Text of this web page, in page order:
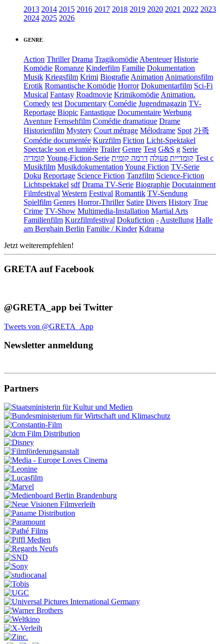
2013 2014 2015 2016 2017 2018 2019 2020 2021 2022 2023
2024 2025 2026
GENRE
Action Thriller Drama Tragikomödie Abenteuer Historie
Komödie Romanze Kinderfilm Familie Dokumentation
Musik Kriegsfilm Krimi Biografie Animation Animationsfilm
Erotik Romantische Komödie Horror Dokumentarfilm Sci-Fi
Musical Fantasy Roadmovie Krimikomödie Animation.
Comedy test Documentary Comédie Jugendmagazin TV-
Reportage Biopic Fantastique Documentaire Werbung
Aventure Fernsehfilm Comédie dramatique Drame
Historienfilm Mystery Court métrage Mélodrame Spot 가족
Comédie documentée Kurzfilm Fiction Licht-Spektakel
Spectacle son et lumière Trailer Genre Test G&S g Serie
קומדיה Young-Fiction-Serie קומדיית פעולה דרמה קומית
Test c
Musikfilm Musikdokumentation Young Fiction TV-Serie
Doku Reportage Science Fiction Tanzfilm Science-Fiction
Lichtspektakel sdf Drama TV-Serie Biographie Docutainment
Filmfestival Western Festival Romantik TV-Sendung
Spielfilm Genres Horror-Thriller Satire Divers History True
Crime TV-Show Multimedia-Installation Martial Arts
Familienfilm Kurzfilmfestival Dokufiction - Austellung Halle
am Berghain Berlin Familie / Kinder Kdrama
Jetzt weiterempfehlen!
GRETA auf Facebook
@GRETA_app bei Twitter
Tweets von @GRETA_App
Newsletter anmeldung
Partners